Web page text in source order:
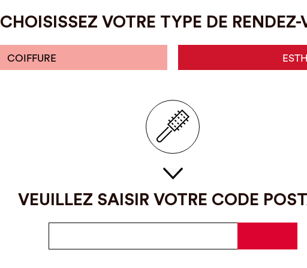
CHOISISSEZ VOTRE TYPE DE RENDEZ-
COIFFURE
VEUILLEZ SAISIR VOTRE CODE